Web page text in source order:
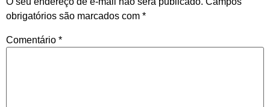
obrigatórios são marcados com *
Comentário *